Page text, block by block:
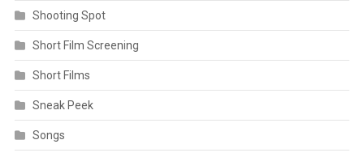
Shooting Spot
Short Film Screening
Short Films
Sneak Peek
Songs